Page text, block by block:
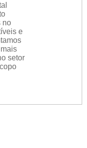
no
e
setor